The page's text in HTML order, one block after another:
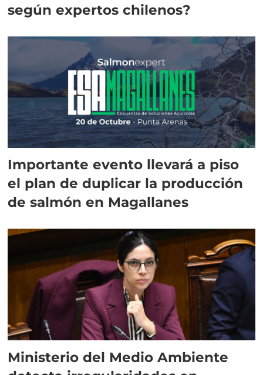
según expertos chilenos?
Importante evento llevará a piso
el plan de duplicar la producción
de salmón en Magallanes
Ministerio del Medio Ambiente